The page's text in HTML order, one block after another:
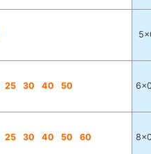
25 30 40 50
25 30 40 50 60